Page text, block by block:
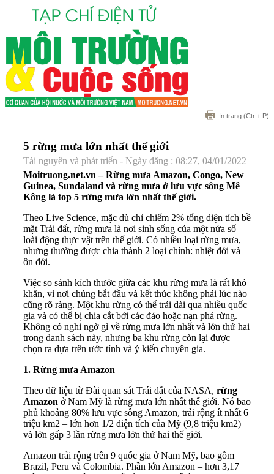
In trang (Ctr + P)
5 rừng mưa lớn nhất thế giới
Tài nguyên và phát triển - Ngày đăng : 08:27, 04/01/2022
Moitruong.net.vn – Rừng mưa Amazon, Congo, New
Guinea, Sundaland và rừng mưa ở lưu vực sông Mê
Kông là top 5 rừng mưa lớn nhất thế giới.
Theo Live Science, mặc dù chỉ chiếm 2% tổng diện tích bề
mặt Trái đất, rừng mưa là nơi sinh sống của một nửa số
loài động thực vật trên thế giới. Có nhiều loại rừng mưa,
nhưng thường được chia thành 2 loại chính: nhiệt đới và
ôn đới.
Việc so sánh kích thước giữa các khu rừng mưa là rất khó
khăn, vì nơi chúng bắt đầu và kết thúc không phải lúc nào
cũng rõ ràng. Một khu rừng có thể trải dài qua nhiều quốc
gia và có thể bị chia cắt bởi các đảo hoặc nạn phá rừng.
Không có nghi ngờ gì về rừng mưa lớn nhất và lớn thứ hai
trong danh sách này, nhưng ba khu rừng còn lại được
chọn ra dựa trên ước tính và ý kiến ​​chuyên gia.
1. Rừng mưa Amazon
Theo dữ liệu từ Đài quan sát Trái đất của NASA, rừng
Amazon ở Nam Mỹ là rừng mưa lớn nhất thế giới. Nó bao
phủ khoảng 80% lưu vực sông Amazon, trải rộng ít nhất 6
triệu km2 – lớn hơn 1/2 diện tích của Mỹ (9,8 triệu km2)
và lớn gấp 3 lần rừng mưa lớn thứ hai thế giới.
Amazon trải rộng trên 9 quốc gia ở Nam Mỹ, bao gồm
Brazil, Peru và Colombia. Phần lớn Amazon – hơn 3,17